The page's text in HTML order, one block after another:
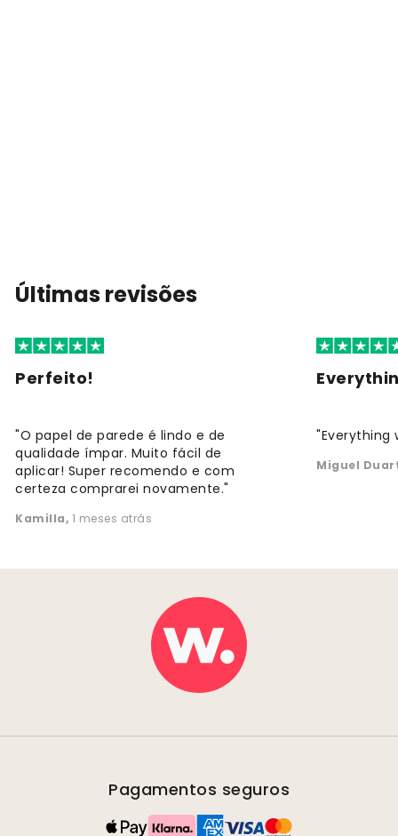
Últimas revisões
Perfeito!
"O papel de parede é lindo e de
qualidade ímpar. Muito fácil de
aplicar! Super recomendo e com
certeza comprarei novamente."
Kamilla, 1 meses atrás
"Everything
Miguel
Pagamentos seguros